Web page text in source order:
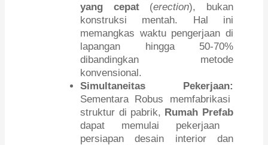
yang cepat(erection), bukan
konstruksi mentah. Hal ini
memangkas waktu pengerjaan di
lapangan hingga 50-70%
dibandingkan metode
konvensional.
Simultaneitas Pekerjaan:
Sementara Robus memfabrikasi
struktur di pabrik, Rumah Prefab
dapat memulai pekerjaan
persiapan desain interior dan